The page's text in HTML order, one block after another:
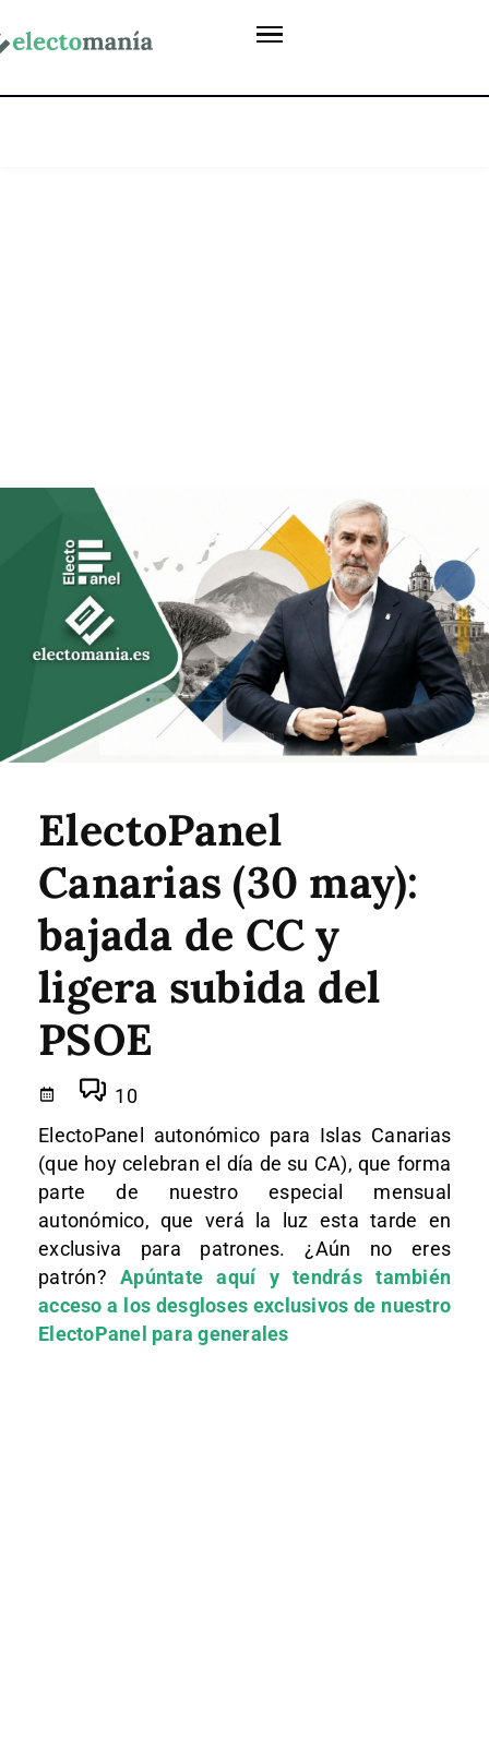
ElectoPanel
Canarias (30 may):
bajada de CC y
ligera subida del
PSOE
10
ElectoPanel autonómico para Islas Canarias
(que hoy celebran el día de su CA), que forma
parte de nuestro especial mensual
autonómico, que verá la luz esta tarde en
exclusiva para patrones. ¿Aún no eres
patrón?Apúntate aquí y tendrás también
acceso a los desgloses exclusivos de nuestro
ElectoPanel para generales